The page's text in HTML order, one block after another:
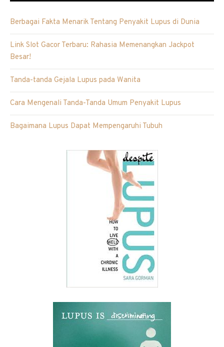
Berbagai Fakta Menarik Tentang Penyakit Lupus di Dunia
Link Slot Gacor Terbaru: Rahasia Memenangkan Jackpot
Besar!
Tanda-tanda Gejala Lupus pada Wanita
Cara Mengenali Tanda-Tanda Umum Penyakit Lupus
Bagaimana Lupus Dapat Mempengaruhi Tubuh